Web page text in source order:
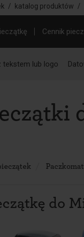
/ katalog produktów /
Cennik
tekstem lub logo
do